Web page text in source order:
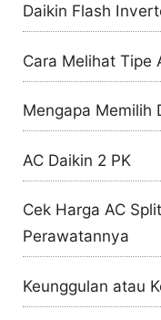
Daikin Flash
Cara Melihat Tipe
Mengapa Memilih
AC Daikin 2 PK
Cek Harga AC
Perawatannya
Keunggulan atau